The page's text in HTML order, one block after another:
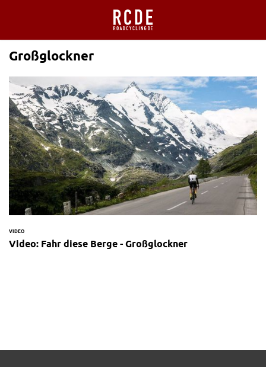
Großglockner
VIDEO
Video: Fahr diese Berge - Großglockner